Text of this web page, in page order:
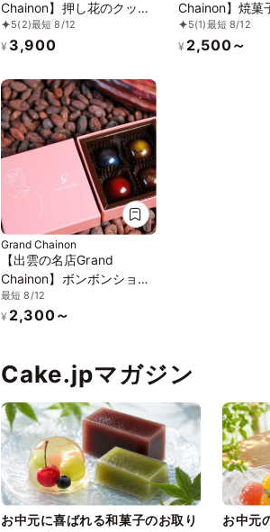
Chainon】押し花のクッキ
ー缶 ママルニー
5(2)最短 8/12
¥ 3,900
Chainon】焼菓
ト5(1)最短 8/12
¥ 2,500～
Grand Chainon
【出雲の名店Grand
Chainon】ボンボンショコ
ラ4個セレクト
最短 8/12
¥ 2,300～
Cake.jpマガジン
お中元に喜ばれる和菓子のお取り
お中元